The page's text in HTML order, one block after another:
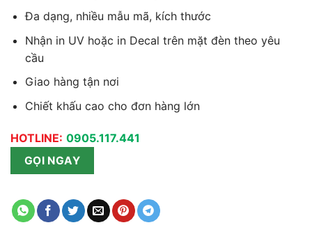
Đa dạng, nhiều mẫu mã, kích thước
Nhận in UV hoặc in Decal trên mặt đèn theo yêu
cầu
Giao hàng tận nơi
Chiết khấu cao cho đơn hàng lớn
HOTLINE: 0905.117.441
GỌI NGAY